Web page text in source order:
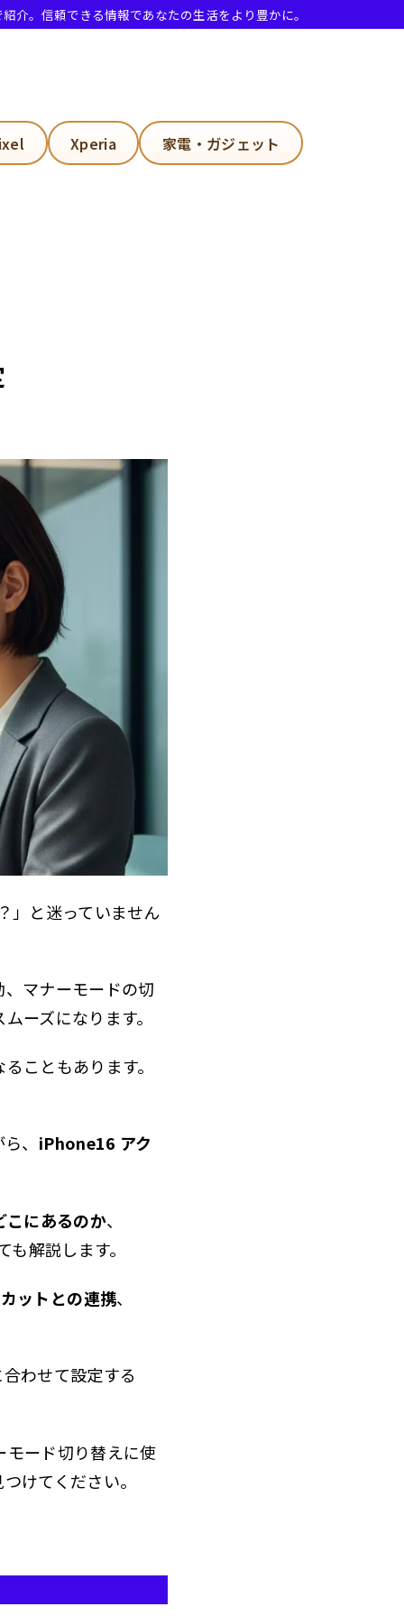
介。信頼できる情報であなたの生活をより豊かに。
Xperia 家電・ガジェット
」と迷っていません
マナーモードの切
ーズになります。
こともあります。
、 iPhone16 アク
こにあるのか、
も解説します。
ットとの連携、
わせて設定する
モード切り替えに使
けてください。